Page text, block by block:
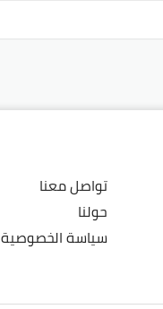
تواصل معنا
حولنا
سياسة الخصوصية